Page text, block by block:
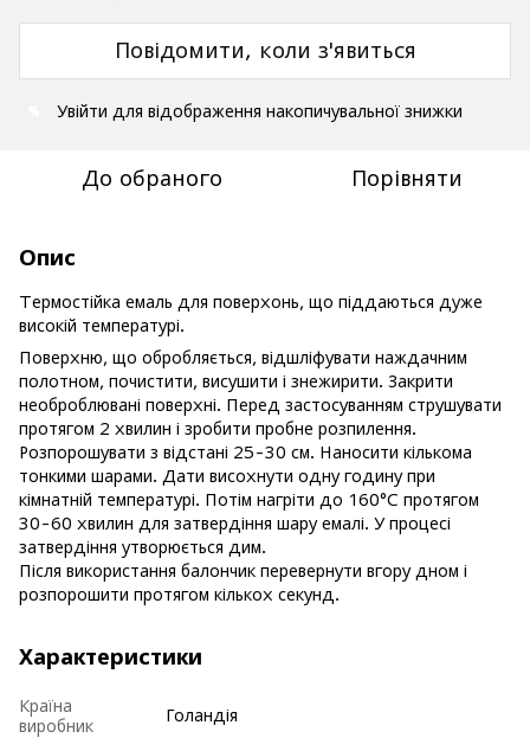
Повідомити, коли з'явиться
Увійти для відображення накопичувальної знижки
До обраного Порівняти
Опис
Термостійка емаль для поверхонь, що піддаються дуже
високій температурі.
Поверхню, що обробляється, відшліфувати наждачним
полотном, почистити, висушити і знежирити. Закрити
необроблювані поверхні. Перед застосуванням струшувати
протягом 2 хвилин і зробити пробне розпилення.
Розпорошувати з відстані 25-30 см. Наносити кількома
тонкими шарами. Дати висохнути одну годину при
кімнатній температурі. Потім нагріти до 160°C протягом
30-60 хвилин для затвердіння шару емалі. У процесі
затвердіння утворюється дим.
Після використання балончик перевернути вгору дном і
розпорошити протягом кількох секунд.
Характеристики
Країна
виробник
Голандія